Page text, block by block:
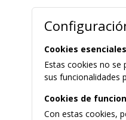
Cookies esenciales
Estas cookies no se
sus funcionalidades
Cookies de
Con estas cookies,